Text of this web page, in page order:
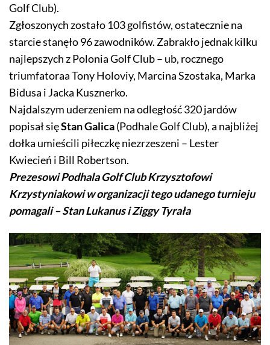
Golf Club).
Zgłoszonych zostało 103 golfistów, ostatecznie na
starcie stanęło 96 zawodników. Zabrakło jednak kilku
najlepszych z Polonia Golf Club – ub, rocznego
triumfatoraa Tony Holoviy, Marcina Szostaka, Marka
Bidusa i Jacka Kusznerko.
Najdalszym uderzeniem na odległość 320 jardów
popisał sięStan Galica(Podhale Golf Club), a najbliżej
dołka umieścili piłeczkę niezrzeszeni – Lester
Kwiecień i Bill Robertson.
Prezesowi Podhala Golf Club Krzysztofowi
Krzystyniakowi w organizacji tego udanego turnieju
pomagali – Stan Lukanus i Ziggy Tyrała